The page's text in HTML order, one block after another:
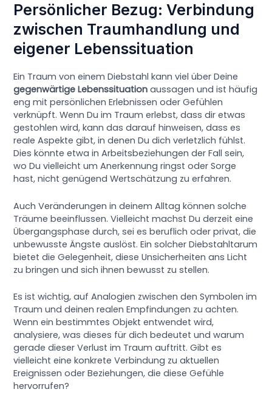
Persönlicher Bezug: Verbindung
zwischen Traumhandlung und
eigener Lebenssituation
Ein Traum von einem Diebstahl kann viel über Deine
gegenwärtige Lebenssituation aussagen und ist häufig
eng mit persönlichen Erlebnissen oder Gefühlen
verknüpft. Wenn Du im Traum erlebst, dass dir etwas
gestohlen wird, kann das darauf hinweisen, dass es
reale Aspekte gibt, in denen Du dich verletzlich fühlst.
Dies könnte etwa in Arbeitsbeziehungen der Fall sein,
wo Du vielleicht um Anerkennung ringst oder Sorge
hast, nicht genügend Wertschätzung zu erfahren.
Auch Veränderungen in deinem Alltag können solche
Träume beeinflussen. Vielleicht machst Du derzeit eine
Übergangsphase durch, sei es beruflich oder privat, die
unbewusste Ängste auslöst. Ein solcher Diebstahltarum
bietet die Gelegenheit, diese Unsicherheiten ans Licht
zu bringen und sich ihnen bewusst zu stellen.
Es ist wichtig, auf Analogien zwischen den Symbolen im
Traum und deinen realen Empfindungen zu achten.
Wenn ein bestimmtes Objekt entwendet wird,
analysiere, was dieses für dich bedeutet und warum
gerade dieser Verlust im Traum auftritt. Gibt es
vielleicht eine konkrete Verbindung zu aktuellen
Ereignissen oder Beziehungen, die diese Gefühle
hervorrufen?